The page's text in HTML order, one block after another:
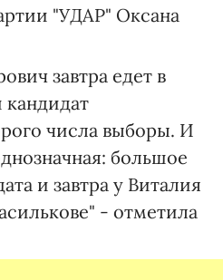
"УДАР" Оксана
завтра едет в
кандидат
числа выборы. И
большое
и завтра у Виталия
- отметила